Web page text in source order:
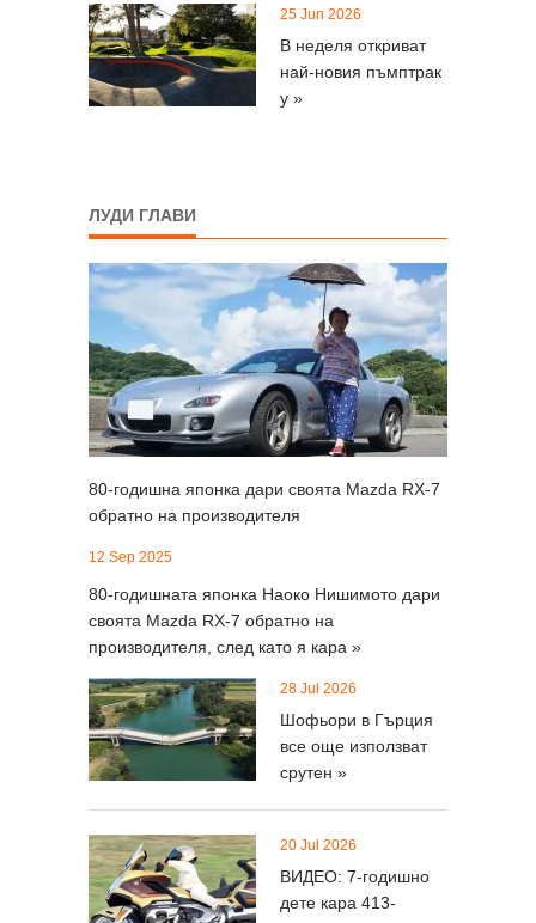
25 Jun 2026
В неделя откриват
най-новия пъмптрак
у »
ЛУДИ ГЛАВИ
80-годишна японка дари своята Mazda RX-7
обратно на производителя
12 Sep 2025
80-годишната японка Наоко Нишимото дари
своята Mazda RX-7 обратно на
производителя, след като я кара »
28 Jul 2026
Шофьори в Гърция
все още използват
срутен »
20 Jul 2026
ВИДЕО: 7-годишно
дете кара 413-